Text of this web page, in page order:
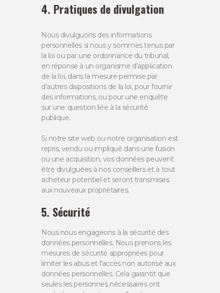
4. Pratiques de divulgation
Nous divulguons des informations
personnelles si nous y sommes tenus par
la loi ou par une ordonnance du tribunal,
en réponse à un organisme d’application
de la loi, dans la mesure permise par
d’autres dispositions de la loi, pour fournir
des informations, ou pour une enquête
sur une question liée à la sécurité
publique.
Si notre site web ou notre organisation est
repris, vendu ou impliqué dans une fusion
ou une acquisition, vos données peuvent
être divulguées à nos conseillers et à tout
acheteur potentiel et seront transmises
aux nouveaux propriétaires.
5. Sécurité
Nous nous engageons à la sécurité des
données personnelles. Nous prenons les
mesures de sécurité appropriées pour
limiter les abus et l’accès non autorisé aux
données personnelles. Cela garantit que
seules les personnes nécessaires ont